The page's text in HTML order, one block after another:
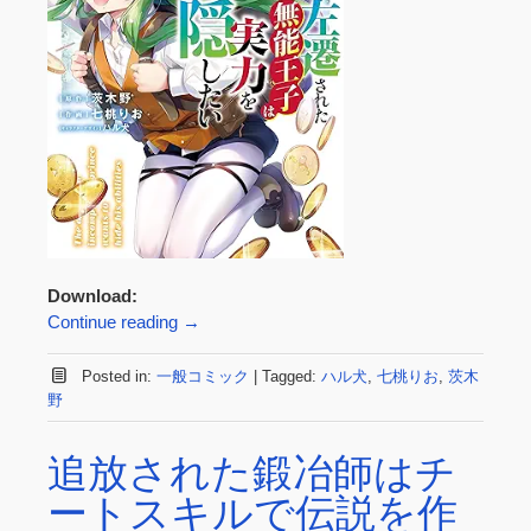
Download:
Continue reading →
Posted in: 一般コミック Tagged: ハル犬, 七桃りお, 茨木
野
追放された鍛冶師はチ
ートスキルで伝説を作